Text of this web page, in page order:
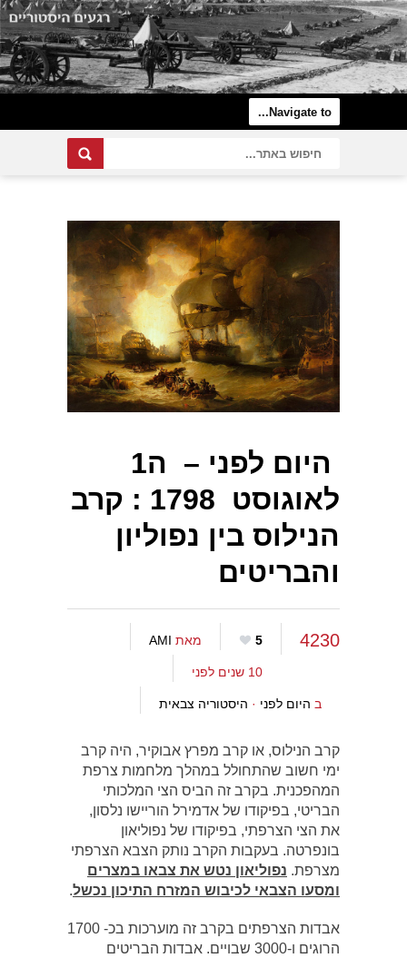
היום לפני – ה1
לאוגוסט 1798 : קרב
הנילוס בין נפוליון
והבריטים
4230
5 מאת AMI
10 שנים לפני
ב היום לפני · היסטוריה צבאית
קרב הנילוס, או קרב מפרץ אבוקיר, היה קרב
ימי חשוב שהתחולל במהלך מלחמות צרפת
המהפכנית. בקרב זה הביס הצי המלכותי
הבריטי, בפיקודו של אדמירל הוריישו נלסון,
את הצי הצרפתי, בפיקודו של נפוליאון
בונפרטה. בעקבות הקרב נותק הצבא הצרפתי
מצרפת. נפוליאון נטש את צבאו במצרים
ומסעו הצבאי לכיבוש המזרח התיכון נכשל.
אבדות הצרפתים בקרב זה מוערכות בכ- 1700
הרוגים ו-3000 שבויים. אבדות הבריטים